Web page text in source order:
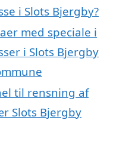
i Slots Bjergby?
med speciale i
i Slots Bjergby
til rensning af
Slots Bjergby